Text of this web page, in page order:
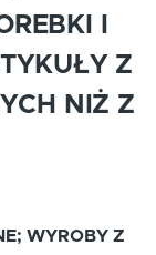
I
Z
NIŻ Z
WYROBY Z